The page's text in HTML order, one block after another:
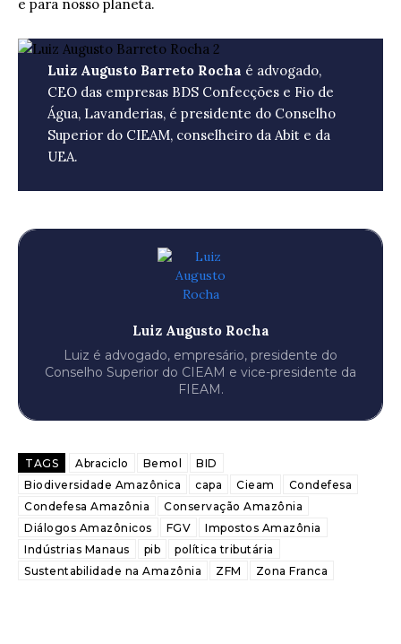
e para nosso planeta.
Luiz Augusto Barreto Rocha é advogado,
CEO das empresas BDS Confecções e Fio de
Água, Lavanderias, é presidente do Conselho
Superior do CIEAM, conselheiro da Abit e da
UEA.
Luiz Augusto Rocha
Luiz é advogado, empresário, presidente do
Conselho Superior do CIEAM e vice-presidente da
FIEAM.
TAGS Abraciclo Bemol
BID
Biodiversidade Amazônica
capa Cieam
Condefesa
Condefesa Amazônia
Conservação Amazônia
Diálogos Amazônicos
FGV
Impostos Amazônia
Indústrias Manaus
pib
política tributária
Sustentabilidade na Amazônia
ZFM Zona Franca